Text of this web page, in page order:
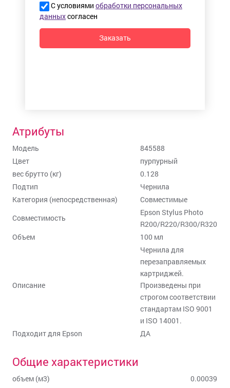
С условиями обработки персональных
данныхсогласен
Заказать
Атрибуты
Модель
845588
Цвет
пурпурный
вес брутто (кг)
0.128
Подтип
Чернила
Категория (непосредственная)
Совместимые
Совместимость
Epson Stylus Photo
R200/R220/R300/R320
Объем
100 мл
Описание
Чернила для
перезаправляемых
картриджей.
Произведены при
строгом соответствии
стандартам ISO 9001
и ISO 14001.
Подходит для Epson
ДА
Общие характеристики
объем (м3)
0.00039